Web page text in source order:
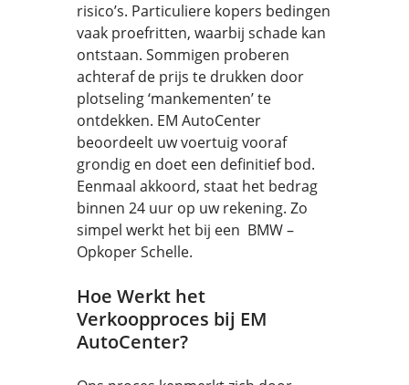
risico’s. Particuliere kopers bedingen
vaak proefritten, waarbij schade kan
ontstaan. Sommigen proberen
achteraf de prijs te drukken door
plotseling ‘mankementen’ te
ontdekken. EM AutoCenter
beoordeelt uw voertuig vooraf
grondig en doet een definitief bod.
Eenmaal akkoord, staat het bedrag
binnen 24 uur op uw rekening. Zo
simpel werkt het bij een BMW –
Opkoper Schelle.
Hoe Werkt het
Verkoopproces bij EM
AutoCenter?